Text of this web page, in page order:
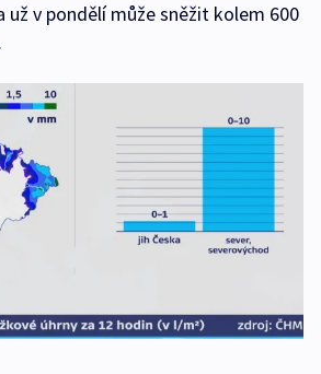
už v pondělí může sněžit kolem 600